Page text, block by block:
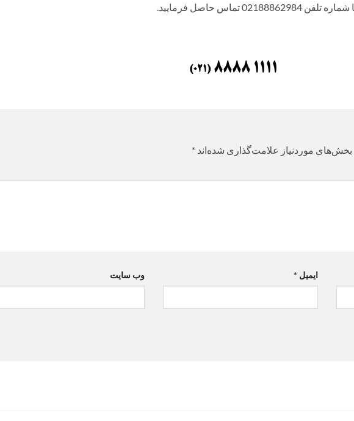
تماس حاصل فرمایید.
بخش‌های موردنیاز علامت‌گذاری شده‌اند *
ایمیل * وب‌ سایت